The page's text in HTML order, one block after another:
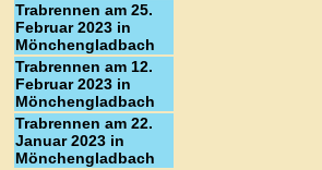
Trabrennen am 25.
Februar 2023 in
Mönchengladbach
Trabrennen am 12.
Februar 2023 in
Mönchengladbach
Trabrennen am 22.
Januar 2023 in
Mönchengladbach